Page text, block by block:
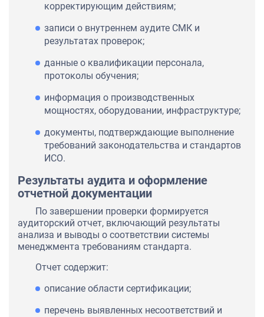
корректирующим действиям;
записи о внутреннем аудите СМК и
результатах проверок;
данные о квалификации персонала,
протоколы обучения;
информация о производственных
мощностях, оборудовании, инфраструктуре;
документы, подтверждающие выполнение
требований законодательства и стандартов
ИСО.
Результаты аудита и оформление
отчетной документации
По завершении проверки формируется
аудиторский отчет, включающий результаты
анализа и выводы о соответствии системы
менеджмента требованиям стандарта.
Отчет содержит:
описание области сертификации;
перечень выявленных несоответствий и